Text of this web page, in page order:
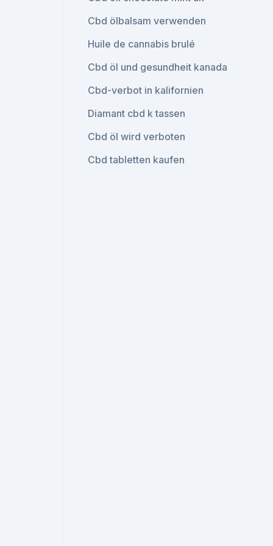
Cbd ölbalsam verwenden
Huile de cannabis brulé
Cbd öl und gesundheit kanada
Cbd-verbot in kalifornien
Diamant cbd k tassen
Cbd öl wird verboten
Cbd tabletten kaufen